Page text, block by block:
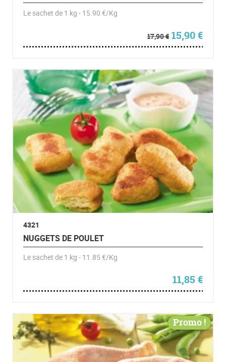
Le sachet de 1 kg - 15.90 €/Kg
17,90€ Le prix
15,90€Le
4321
NUGGETS DE POULET
Le sachet de 1 kg - 11.85 €/Kg
11,85€
Promo !